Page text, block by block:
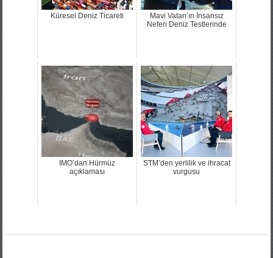
Küresel Deniz Ticareti
Mavi Vatan’ın İnsansız
Neferi Deniz Testlerinde
IMO’dan Hürmüz
açıklaması
STM’den yerlilik ve ihracat
vurgusu